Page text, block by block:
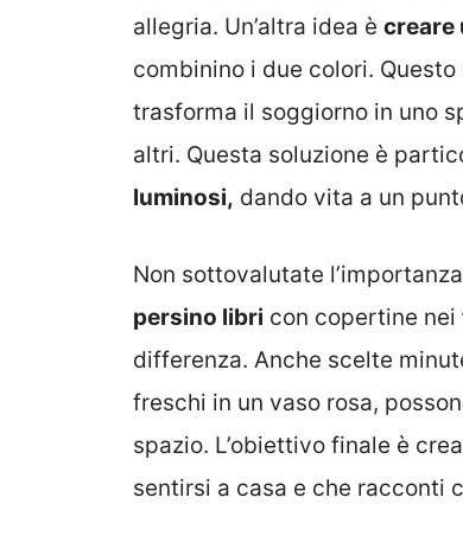
allegria. Un’altra idea è creare
combinino i due colori.
trasforma il soggiorno in uno
altri. Questa soluzione è
luminosi, dando vita a un
Non sottovalutate
persino libri con copertine nei
differenza. Anche scelte
freschi in un vaso rosa,
spazio. L’obiettivo finale è
sentirsi a casa e che racconti